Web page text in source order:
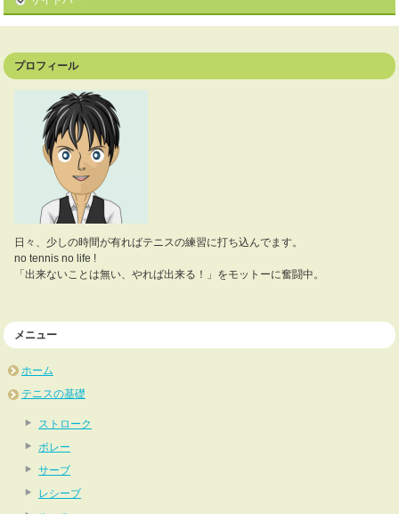
プロフィール
日々、少しの時間が有ればテニスの練習に打ち込んでます。
no tennis no life !
「出来ないことは無い、やれば出来る！」をモットーに奮闘中。
メニュー
ホーム
テニスの基礎
ストローク
ボレー
サーブ
レシーブ